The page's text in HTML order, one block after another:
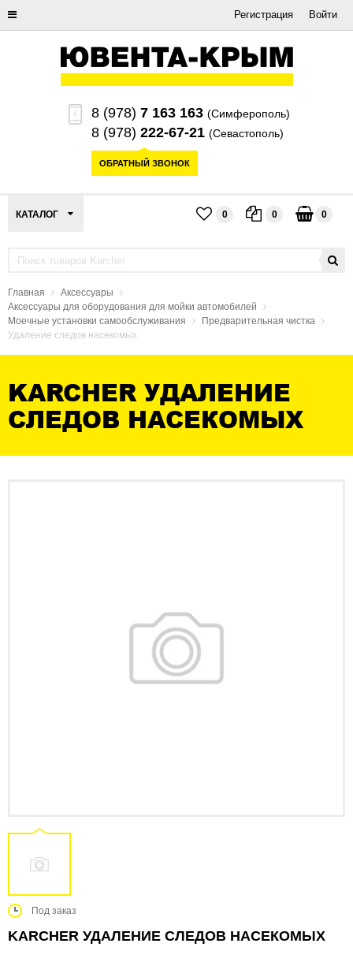
Регистрация Войти
8 (978) 7 163 163 (Симферополь)
8 (978) 222-67-21 (Севастополь)
ОБРАТНЫЙ ЗВОНОК
КАТАЛОГ 0 0 0
Главная
Аксессуары
Аксессуары для оборудования для мойки автомобилей
Моечные установки самообслуживания
Предварительная чистка
Удаление следов насекомых
KARCHER УДАЛЕНИЕ
СЛЕДОВ НАСЕКОМЫХ
Под заказ
KARCHER УДАЛЕНИЕ СЛЕДОВ НАСЕКОМЫХ